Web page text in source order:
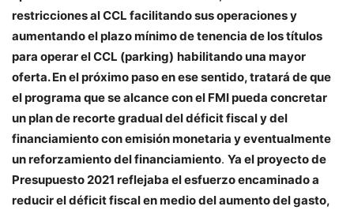
restricciones al CCL facilitando sus operaciones y
aumentando el plazo mínimo de tenencia de los títulos
para operar el CCL (parking) habilitando una mayor
oferta. En el próximo paso en ese sentido, tratará de que
el programa que se alcance con el FMI pueda concretar
un plan de recorte gradual del déficit fiscal y del
financiamiento con emisión monetaria y eventualmente
un reforzamiento del financiamiento. Ya el proyecto de
Presupuesto 2021 reflejaba el esfuerzo encaminado a
reducir el déficit fiscal en medio del aumento del gasto,